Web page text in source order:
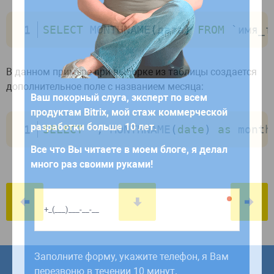
SELECT MONTHNAME(дата) FROM `
В данном примере при выборке из таблицы создается
дополнительное поле с названием месяца:
SELECT *, MONTHNAME ( date) as
Работаем по будням с 9:00 до 18:00.
Заявки, отправленные в выходные,
обрабатываем в первый рабочий день до
Отправить
Нажимая кнопку, Вы разрешаете
Ваш покорный слуга, эксперт по всем
продуктам Bitrix, мой стаж коммерческой
разработки больше 10 лет.
Все что Вы читаете в моем блоге, я делал
много раз своими руками!
Заполните форму, укажите телефон, я Вам
перезвоню в течении 10 минут.